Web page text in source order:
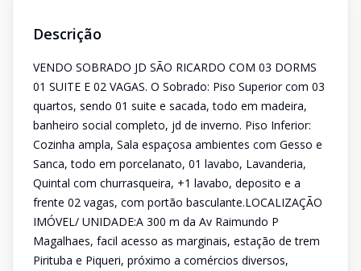
Descrição
VENDO SOBRADO JD SÃO RICARDO COM 03 DORMS
01 SUITE E 02 VAGAS. O Sobrado: Piso Superior com 03
quartos, sendo 01 suite e sacada, todo em madeira,
banheiro social completo, jd de inverno. Piso Inferior:
Cozinha ampla, Sala espaçosa ambientes com Gesso e
Sanca, todo em porcelanato, 01 lavabo, Lavanderia,
Quintal com churrasqueira, +1 lavabo, deposito e a
frente 02 vagas, com portão basculante.LOCALIZAÇÃO
IMÓVEL/ UNIDADE:A 300 m da Av Raimundo P
Magalhaes, facil acesso as marginais, estação de trem
Pirituba e Piqueri, próximo a comércios diversos,